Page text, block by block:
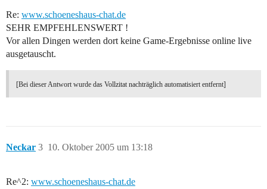
Re: www.schoeneshaus-chat.de
SEHR EMPFEHLENSWERT !
Vor allen Dingen werden dort keine Game-Ergebnisse online live
ausgetauscht.
[Bei dieser Antwort wurde das Vollzitat nachträglich automatisiert entfernt]
Neckar 10. Oktober 2005 um 13:18
3
Re^2: www.schoeneshaus-chat.de